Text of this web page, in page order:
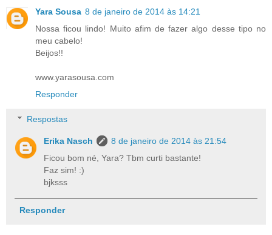
Yara Sousa 8 de janeiro de 2014 às 14:21
Nossa ficou lindo! Muito afim de fazer algo desse tipo no
meu cabelo!
Beijos!!
www.yarasousa.com
Responder
Respostas
Erika Nasch
8 de janeiro de 2014 às 21:54
Ficou bom né, Yara? Tbm curti bastante!
Faz sim! :)
bjksss
Responder